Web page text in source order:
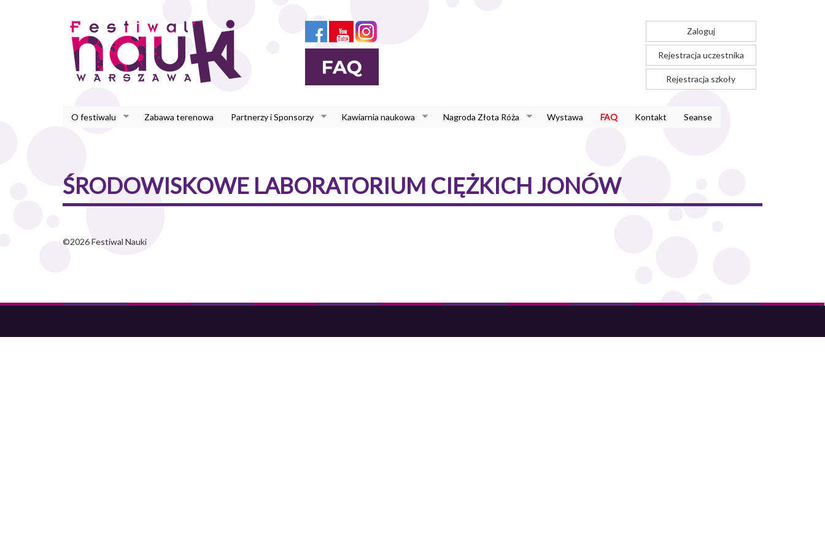
Zaloguj
Rejestracja uczestnika
Rejestracja szkoły
O festiwalu Zabawa terenowa Partnerzy i Sponsorzy Kawiarnia naukowa Nagroda Złota Róża Wystawa FAQ Kontakt Seanse
ŚRODOWISKOWE LABORATORIUM CIĘŻKICH JONÓW
©2026 Festiwal Nauki